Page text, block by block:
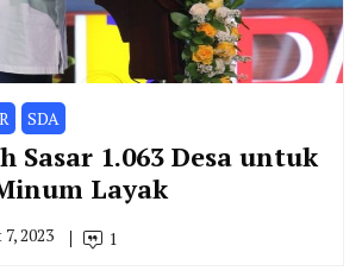
SDA
Sasar 1.063 Desa untuk
Layak
2023 1